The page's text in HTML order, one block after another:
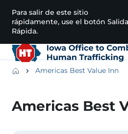
Pasar al contenido principal
Para salir de este sitio
rápidamente, use el botón Salida
Rápida.
BreadcrumbsAmericas Best Value Inn
Americas Best